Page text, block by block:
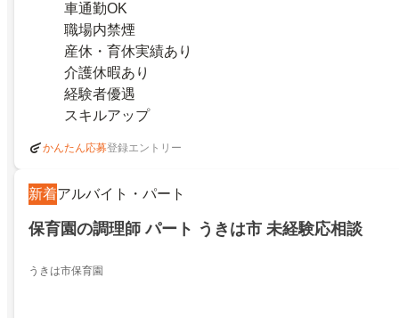
車通勤OK
職場内禁煙
産休・育休実績あり
介護休暇あり
経験者優遇
スキルアップ
かんたん応募登録エントリー
新着アルバイト・パート
保育園の調理師 パート うきは市 未経験応相談
うきは市保育園